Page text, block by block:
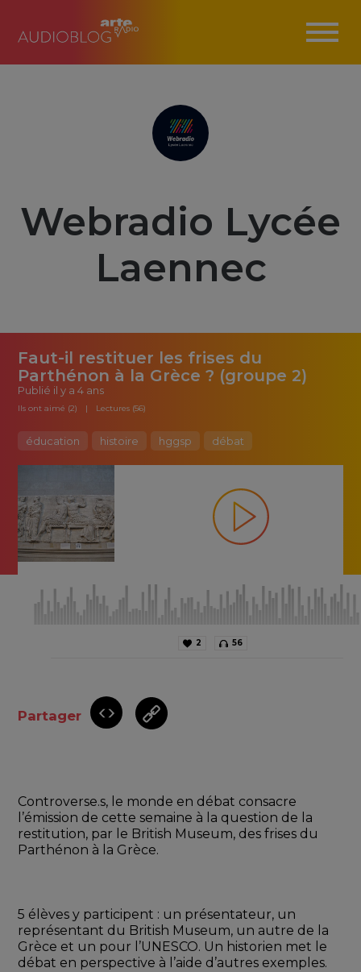
Webradio Lycée
Laennec
Faut-il restituer les frises du
Parthénon à la Grèce ? (groupe 2)
Publié il y a 4 ans
Ils ont aimé (2) Lectures (56)
éducation histoire hggsp débat
2 56
Partager
Controverse.s, le monde en débat consacre
l’émission de cette semaine à la question de la
restitution, par le British Museum, des frises du
Parthénon à la Grèce.
5 élèves y participent : un présentateur, un
représentant du British Museum, un autre de la
Grèce et un pour l’UNESCO. Un historien met le
débat en perspective à l’aide d’autres exemples.